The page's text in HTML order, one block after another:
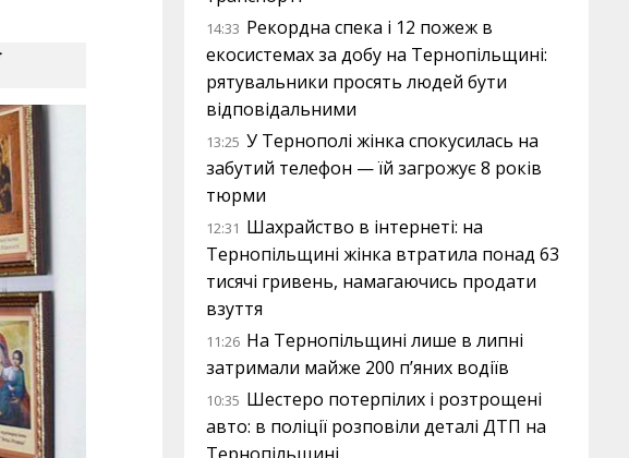
14:33 Рекордна спека і 12 пожеж в
екосистемах за добу на Тернопільщині:
рятувальники просять людей бути
відповідальними
13:25 У Тернополі жінка спокусилась на
забутий телефон — їй загрожує 8 років
тюрми
12:31 Шахрайство в інтернеті: на
Тернопільщині жінка втратила понад 63
тисячі гривень, намагаючись продати
взуття
11:26 На Тернопільщині лише в липні
затримали майже 200 п’яних водіїв
10:35 Шестеро потерпілих і розтрощені
авто: в поліції розповіли деталі ДТП на